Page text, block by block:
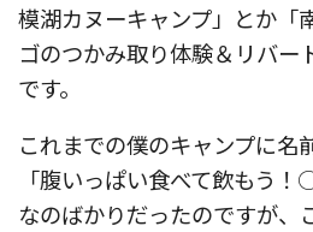
模湖カヌーキャンプ」とか「
ゴのつかみ取り体験＆リバー
です。
これまでの僕のキャンプに名
「腹いっぱい食べて飲もう
なのばかりだったのですが、